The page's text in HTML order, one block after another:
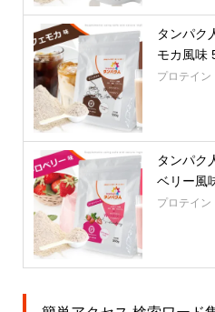
タンパク
モカ風味
プロテイン
タンパク
ベリー風
プロテイン